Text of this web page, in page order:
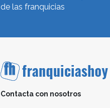
de las franquicias
Contacta con nosotros